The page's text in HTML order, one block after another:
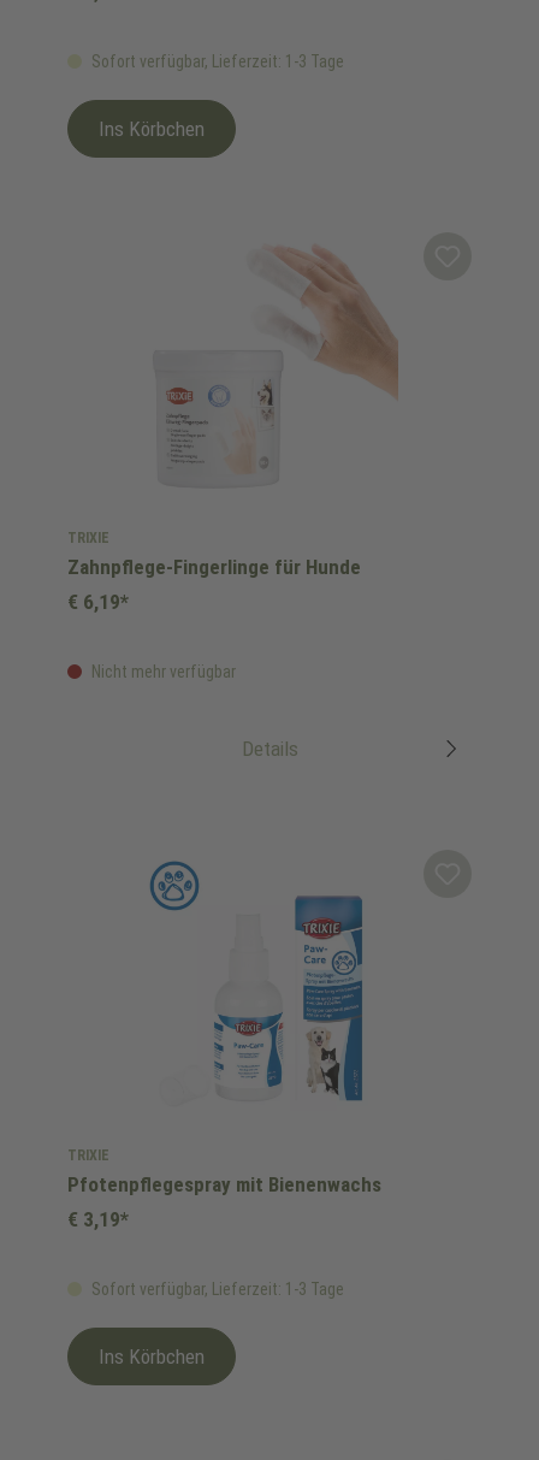
Sofort verfügbar, Lieferzeit: 1-3 Tage
Ins Körbchen
TRIXIE
Zahnpflege-Fingerlinge für Hunde
Nicht mehr verfügbar
€ 6,19*
Details
TRIXIE
Pfotenpflegespray mit Bienenwachs
Sofort verfügbar, Lieferzeit: 1-3 Tage
€ 3,19*
Ins Körbchen